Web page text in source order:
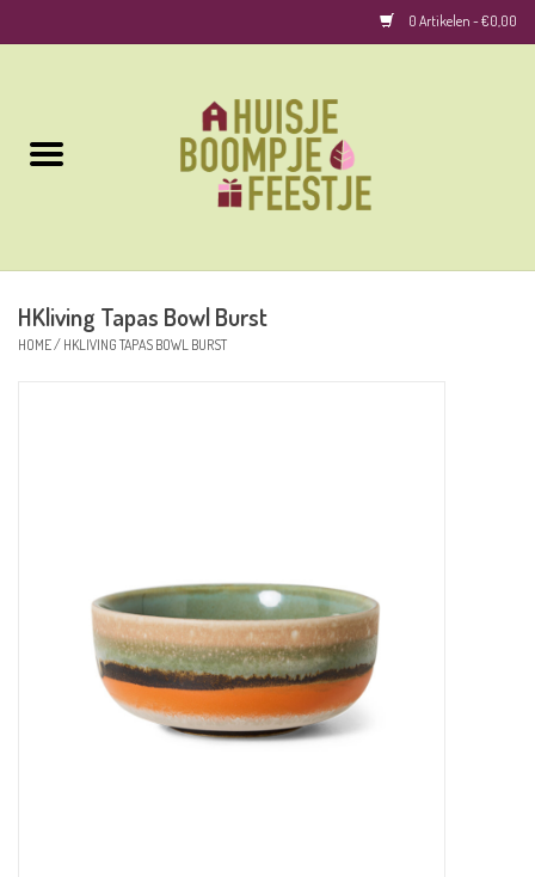
0 Artikelen - €0,00
Woonaccessoires
HKliving Tapas Bowl Burst
HOME/ HKLIVING TAPAS BOWL BURST